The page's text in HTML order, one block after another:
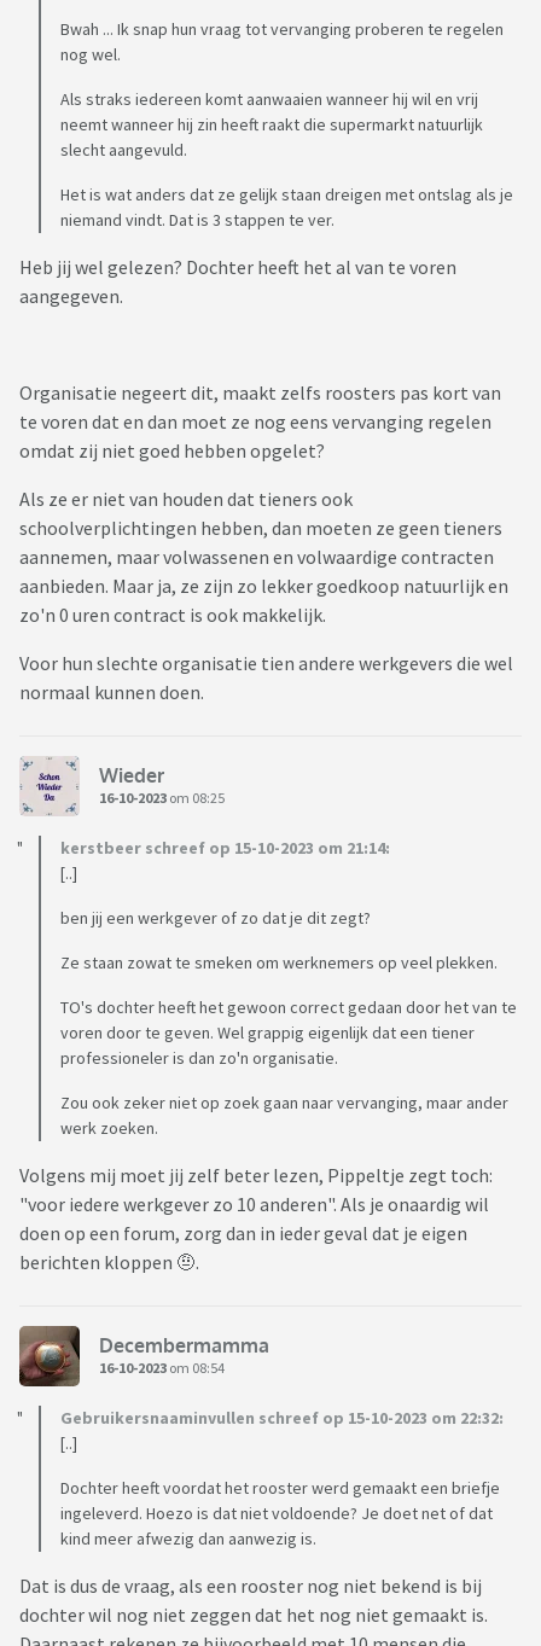
Bwah ... Ik snap hun vraag tot vervanging proberen te regelen
nog wel.
Als straks iedereen komt aanwaaien wanneer hij wil en vrij
neemt wanneer hij zin heeft raakt die supermarkt natuurlijk
slecht aangevuld.
Het is wat anders dat ze gelijk staan dreigen met ontslag als je
niemand vindt. Dat is 3 stappen te ver.
Heb jij wel gelezen? Dochter heeft het al van te voren
aangegeven.
Organisatie negeert dit, maakt zelfs roosters pas kort van
te voren dat en dan moet ze nog eens vervanging regelen
omdat zij niet goed hebben opgelet?
Als ze er niet van houden dat tieners ook
schoolverplichtingen hebben, dan moeten ze geen tieners
aannemen, maar volwassenen en volwaardige contracten
aanbieden. Maar ja, ze zijn zo lekker goedkoop natuurlijk en
zo'n 0 uren contract is ook makkelijk.
Voor hun slechte organisatie tien andere werkgevers die wel
normaal kunnen doen.
Wieder
16-10-2023 om 08:25
kerstbeer schreef op 15-10-2023 om 21:14:
[..]
ben jij een werkgever of zo dat je dit zegt?
Ze staan zowat te smeken om werknemers op veel plekken.
TO's dochter heeft het gewoon correct gedaan door het van te
voren door te geven. Wel grappig eigenlijk dat een tiener
professioneler is dan zo'n organisatie.
Zou ook zeker niet op zoek gaan naar vervanging, maar ander
werk zoeken.
Volgens mij moet jij zelf beter lezen, Pippeltje zegt toch:
"voor iedere werkgever zo 10 anderen". Als je onaardig wil
doen op een forum, zorg dan in ieder geval dat je eigen
berichten kloppen 🤨.
Decembermamma
16-10-2023 om 08:54
Gebruikersnaaminvullen schreef op 15-10-2023 om 22:32:
[..]
Dochter heeft voordat het rooster werd gemaakt een briefje
ingeleverd. Hoezo is dat niet voldoende? Je doet net of dat
kind meer afwezig dan aanwezig is.
Dat is dus de vraag, als een rooster nog niet bekend is bij
dochter wil nog niet zeggen dat het nog niet gemaakt is.